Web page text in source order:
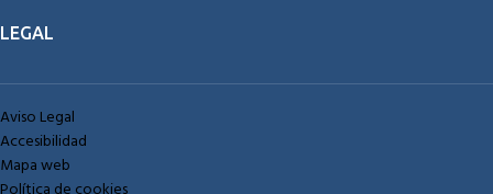
LEGAL
Aviso Legal
Accesibilidad
Mapa web